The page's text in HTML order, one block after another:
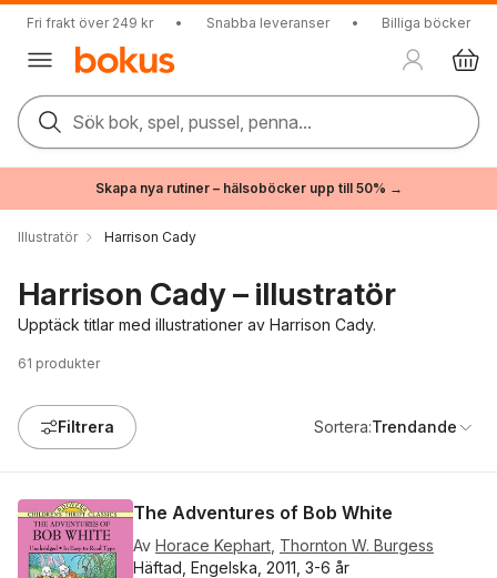
Fri frakt över 249 kr • Snabba leveranser • Billiga böcker
Sök bok, spel, pussel, penna...
Skapa nya rutiner – hälsoböcker upp till 50% →
Illustratör Harrison Cady
Harrison Cady – illustratör
Upptäck titlar med illustrationer av Harrison Cady.
61 produkter
Filtrera Sortera:Trendande
The Adventures of Bob White
Av Horace Kephart Thornton W. Burgess
Häftad, Engelska, 2011, 3-6 år